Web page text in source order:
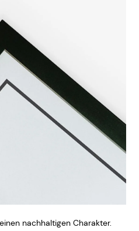
nachhaltigen Charakter.